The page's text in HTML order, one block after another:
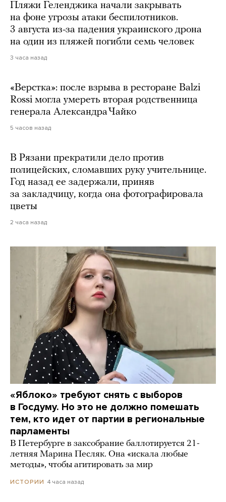
Пляжи Геленджика начали закрывать
на фоне угрозы атаки беспилотников.
3 августа из-за падения украинского дрона
на один из пляжей погибли семь человек
3 часа назад
«Верстка»: после взрыва в ресторане Balzi
Rossi могла умереть вторая родственница
генерала Александра Чайко
5 часов назад
В Рязани прекратили дело против
полицейских, сломавших руку учительнице.
Год назад ее задержали, приняв
за закладчицу, когда она фотографировала
цветы
2 часа назад
«Яблоко» требуют снять с выборов
в Госдуму. Но это не должно помешать
тем, кто идет от партии в региональные
парламенты
В Петербурге в заксобрание баллотируется 21-
летняя Марина Песляк. Она «искала любые
методы», чтобы агитировать за мир
ИСТОРИИ 4 часа назад